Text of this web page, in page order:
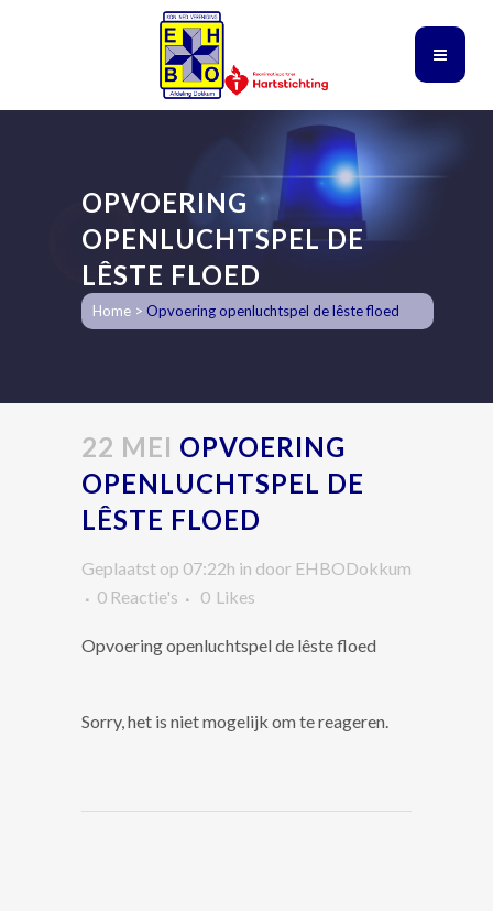
OPVOERING
OPENLUCHTSPEL DE
LÊSTE FLOED
Home > Opvoering openluchtspel de lêste floed
22 MEI OPVOERING
OPENLUCHTSPEL DE
LÊSTE FLOED
Geplaatst op 07:22h in door EHBODokkum
0 Reactie's
0 Likes
Opvoering openluchtspel de lêste floed
Sorry, het is niet mogelijk om te reageren.